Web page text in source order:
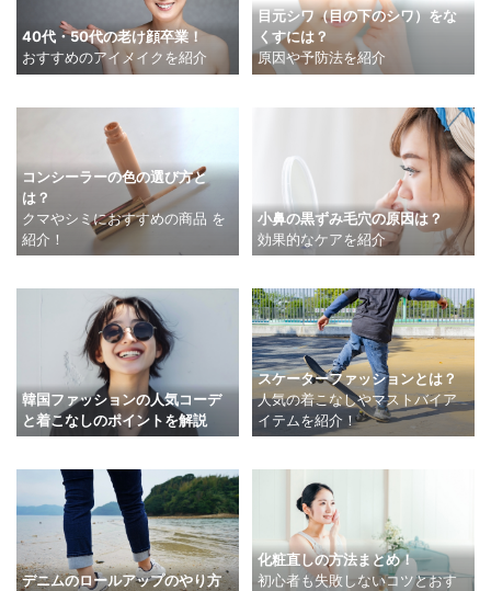
40代・50代の老け顔卒業！
おすすめのアイメイクを紹介
目元シワ（目の下のシワ）をな
くすには？
原因や予防法を紹介
コンシーラーの色の選び方と
は？
クマやシミにおすすめの商品 を
紹介！
小鼻の黒ずみ毛穴の原因は？
効果的なケアを紹介
韓国ファッションの人気コーデ
と着こなしのポイントを解説
スケーターファッションとは？
人気の着こなしやマストバイア
イテムを紹介！
デニムのロールアップのやり方
化粧直しの方法まとめ！
初心者も失敗しないコツとおす